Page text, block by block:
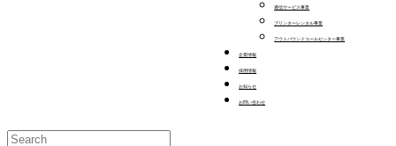
通信サービス事業
プリンターレンタル事業
アウトバウンドコールセンター事業
企業情報
採用情報
お知らせ
お問い合わせ